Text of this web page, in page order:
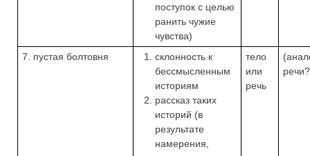
поступок с целью
ранить чужие
чувства)
7. пустая болтовня
склонность к
бессмысленным
историям
рассказ таких
историй (в
результате
намерения,
тело
или
речь